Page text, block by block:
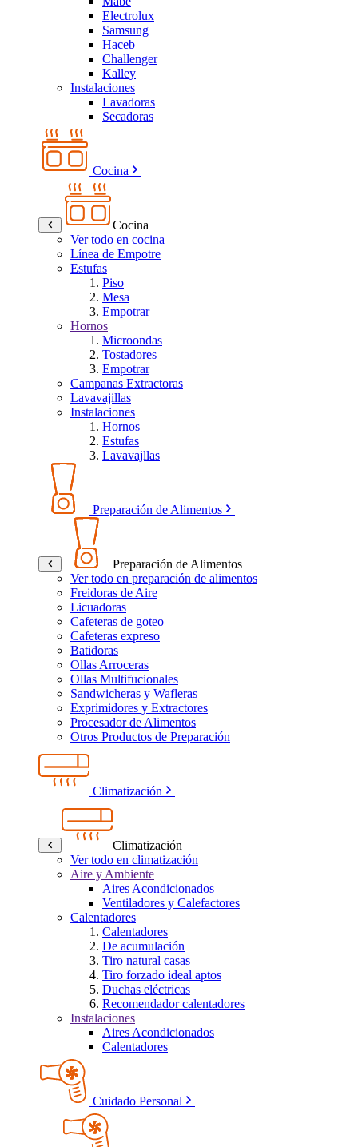
Electrolux
Samsung
Haceb
Challenger
Kalley
Instalaciones
Lavadoras
Secadoras
Cocina
Cocina
Ver todo en cocina
Línea de Empotre
Estufas
Piso
Mesa
Empotrar
Hornos
Microondas
Tostadores
Empotrar
Campanas Extractoras
Lavavajillas
Instalaciones
Hornos
Estufas
Lavavajllas
Preparación de Alimentos
Preparación de Alimentos
Ver todo en preparación de alimentos
Freidoras de Aire
Licuadoras
Cafeteras de goteo
Cafeteras expreso
Batidoras
Ollas Arroceras
Ollas Multifucionales
Sandwicheras y Wafleras
Exprimidores y Extractores
Procesador de Alimentos
Otros Productos de Preparación
Climatización
Climatización
Ver todo en climatización
Aire y Ambiente
Aires Acondicionados
Ventiladores y Calefactores
Calentadores
Calentadores
De acumulación
Tiro natural casas
Tiro forzado ideal aptos
Duchas eléctricas
Recomendador calentadores
Instalaciones
Aires Acondicionados
Calentadores
Cuidado Personal